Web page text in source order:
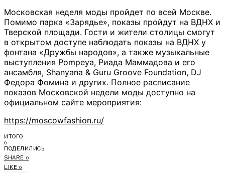
Московская неделя моды пройдет по всей Москве.
Помимо парка «Зарядье», показы пройдут на ВДНХ и
Тверской площади. Гости и жители столицы смогут
в открытом доступе наблюдать показы на ВДНХ у
фонтана «Дружбы народов», а также музыкальные
выступления Pompeya, Риада Маммадова и его
ансамбля, Shanyana & Guru Groove Foundation, DJ
Федора Фомина и других. Полное расписание
показов Московской недели моды доступно на
официальном сайте мероприятия:
https://moscowfashion.ru/
ИТОГО
0
ПОДЕЛИЛИСЬ
SHARE 0
LIKE 0